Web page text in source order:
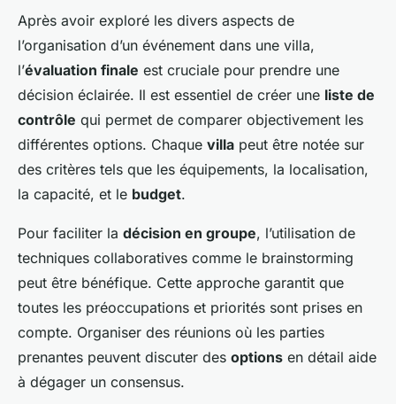
Après avoir exploré les divers aspects de
l’organisation d’un événement dans une villa,
l’évaluation finale est cruciale pour prendre une
décision éclairée. Il est essentiel de créer une liste de
contrôle qui permet de comparer objectivement les
différentes options. Chaque villa peut être notée sur
des critères tels que les équipements, la localisation,
la capacité, et le budget.
Pour faciliter la décision en groupe, l’utilisation de
techniques collaboratives comme le brainstorming
peut être bénéfique. Cette approche garantit que
toutes les préoccupations et priorités sont prises en
compte. Organiser des réunions où les parties
prenantes peuvent discuter des options en détail aide
à dégager un consensus.